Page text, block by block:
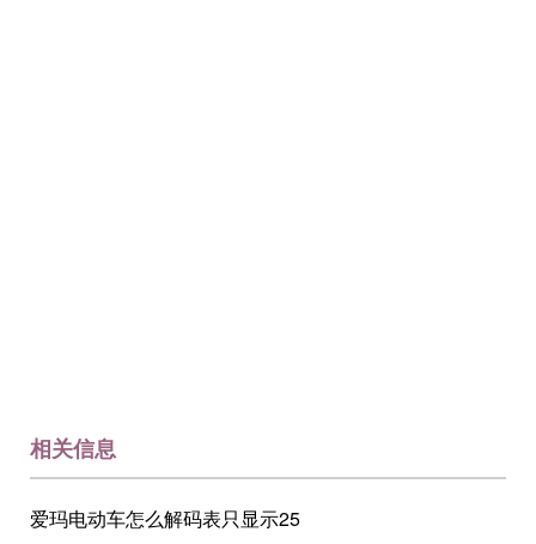
相关信息
爱玛电动车怎么解码表只显示25